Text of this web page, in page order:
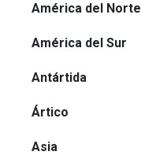
América del Norte
América del Sur
Antártida
Ártico
Asia